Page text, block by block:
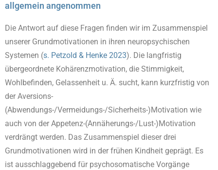
allgemein angenommen
Die Antwort auf diese Fragen finden wir im Zusammenspiel
unserer Grundmotivationen in ihren neuropsychischen
Systemen (s. Petzold & Henke 2023). Die langfristig
übergeordnete Kohärenzmotivation, die Stimmigkeit,
Wohlbefinden, Gelassenheit u. Ä. sucht, kann kurzfristig von
der Aversions-
(Abwendungs-/Vermeidungs-/Sicherheits-)Motivation wie
auch von der Appetenz-(Annäherungs-/Lust-)Motivation
verdrängt werden. Das Zusammenspiel dieser drei
Grundmotivationen wird in der frühen Kindheit geprägt. Es
ist ausschlaggebend für psychosomatische Vorgänge